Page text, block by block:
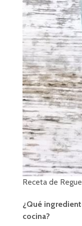
Receta de
¿Qué
cocina?